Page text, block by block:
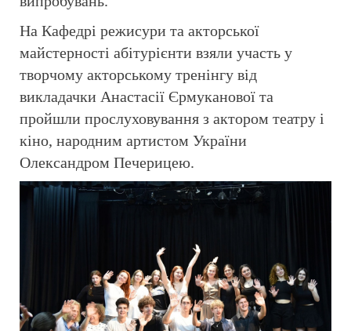
На Кафедрі режисури та акторської
майстерності абітурієнти взяли участь у
творчому акторському тренінгу від
викладачки Анастасії Єрмуканової та
пройшли прослуховування з актором театру і
кіно, народним артистом України
Олександром Печерицею.